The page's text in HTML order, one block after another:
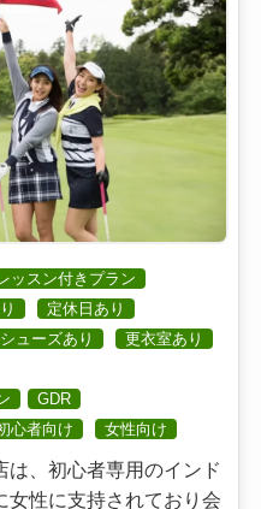
ッスン付きプラン
定休日あり
ューズあり
更衣室あり
GDR
心者向け 女性向け
は、初心者専用のインド
女性に支持されており会